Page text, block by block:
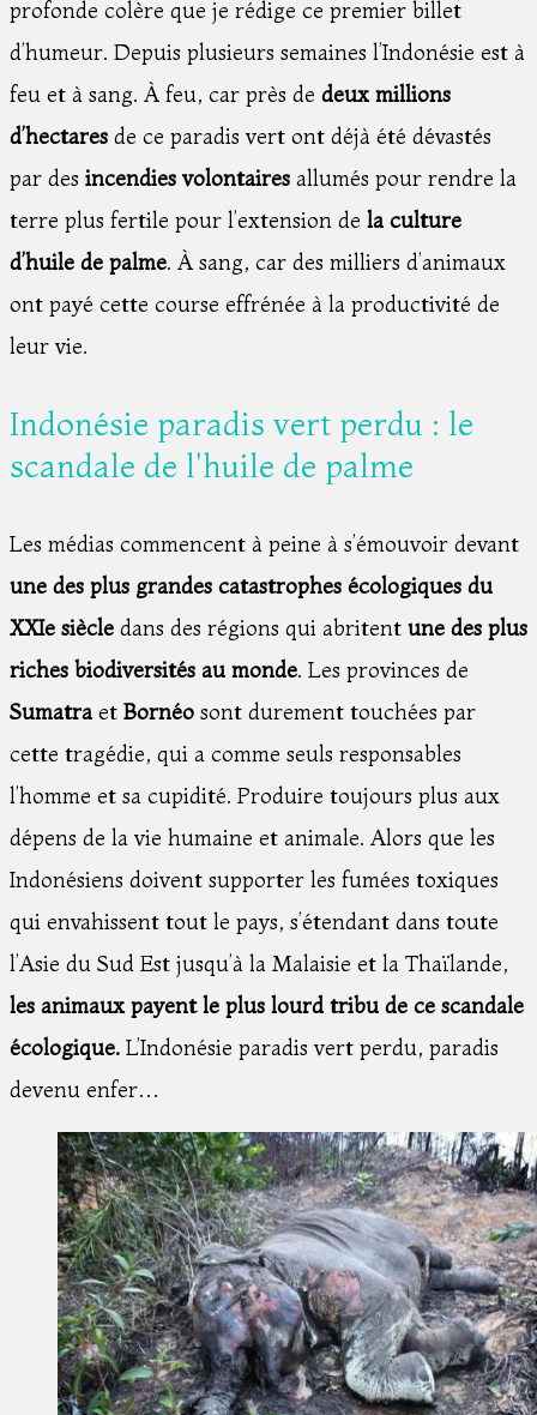
profonde colère que je rédige ce premier billet
d’humeur. Depuis plusieurs semaines l’Indonésie est à
feu et à sang. À feu, car près de deux millions
d’hectares de ce paradis vert ont déjà été dévastés
par des incendies volontaires allumés pour rendre la
terre plus fertile pour l’extension de la culture
d’huile de palme. À sang, car des milliers d’animaux
ont payé cette course effrénée à la productivité de
leur vie.
Indonésie paradis vert perdu : le
scandale de l'huile de palme
Les médias commencent à peine à s’émouvoir devant
une des plus grandes catastrophes écologiques du
XXIe siècle dans des régions qui abritent une des plus
riches biodiversités au monde. Les provinces de
Sumatra et Bornéo sont durement touchées par
cette tragédie, qui a comme seuls responsables
l’homme et sa cupidité. Produire toujours plus aux
dépens de la vie humaine et animale. Alors que les
Indonésiens doivent supporter les fumées toxiques
qui envahissent tout le pays, s’étendant dans toute
l’Asie du Sud Est jusqu’à la Malaisie et la Thaïlande,
les animaux payent le plus lourd tribu de ce scandale
écologique. L’Indonésie paradis vert perdu, paradis
devenu enfer…